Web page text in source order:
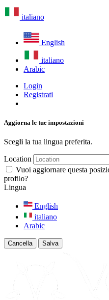
italiano
English
italiano
Arabic
Login
Registrati
Aggiorna le tue impostazioni
Scegli la tua lingua preferita.
Location
Vuoi aggiornare questa
profilo?
Lingua
English
italiano
Arabic
Cancella Salva